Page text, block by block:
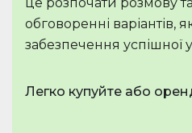
обговоренні варіантів,
забезпечення успішної
Легко купуйте або